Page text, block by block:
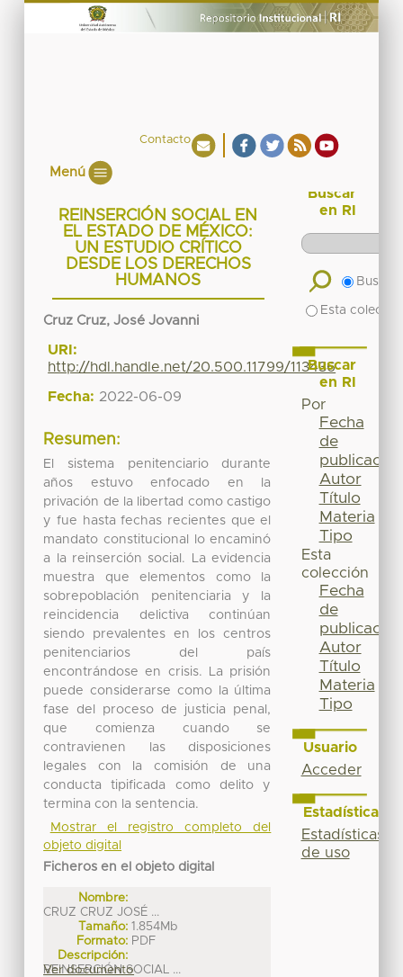
Contacto
Menú
REINSERCIÓN SOCIAL EN
EL ESTADO DE MÉXICO:
UN ESTUDIO CRÍTICO
DESDE LOS DERECHOS
HUMANOS
Cruz Cruz, José Jovanni
URI:
http://hdl.handle.net/20.500.11799/113436
Fecha: 2022-06-09
Resumen:
El sistema penitenciario durante
años estuvo enfocado en la
privación de la libertad como castigo
y fue hasta fechas recientes que el
mandato constitucional lo encaminó
a la reinserción social. La evidencia
muestra que elementos como la
sobrepoblación penitenciaria y la
reincidencia delictiva continúan
siendo prevalentes en los centros
penitenciarios del país
encontrándose en crisis. La prisión
puede considerarse como la última
fase del proceso de justicia penal,
que comienza cuando se
contravienen las disposiciones
legales con la comisión de una
conducta tipificada como delito y
termina con la sentencia.
Mostrar el registro completo del
objeto digital
Ficheros en el objeto digital
Nombre:
CRUZ CRUZ JOSÉ ...
Tamaño: 1.854Mb
Formato: PDF
Descripción:
REINSERCIÓN SOCIAL ...
Ver documento
Buscar
en RI
Buscar
Esta
Buscar
en RI
Por
Fecha
de
publicación
Autor
Título
Materia
Tipo
Esta
colección
Fecha
de
publicación
Autor
Título
Materia
Tipo
Usuario
Acceder
Estadísticas
Estadísticas
de uso